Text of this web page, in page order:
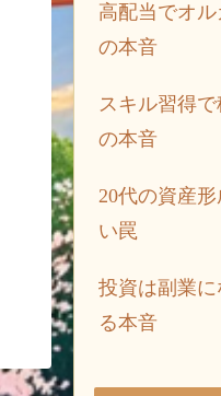
高配当でオ
の本音
スキル習得
の本音
20代の資産
い罠
投資は副業
る本音